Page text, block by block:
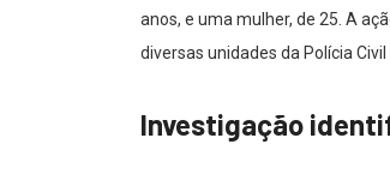
anos, e uma mulher, de 25. A
diversas unidades da Polícia Civil
Investigação